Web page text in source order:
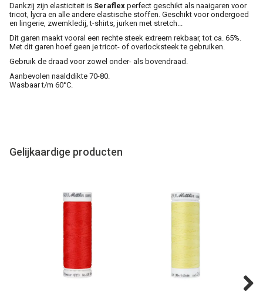
Dankzij zijn elasticiteit is Seraflex perfect geschikt als naaigaren voor
tricot, lycra en alle andere elastische stoffen. Geschikt voor ondergoed
en lingerie, zwemkledij, t-shirts, jurken met stretch...
Dit garen maakt vooral een rechte steek extreem rekbaar, tot ca. 65%.
Met dit garen hoef geen je tricot- of overlocksteek te gebruiken.
Gebruik de draad voor zowel onder- als bovendraad.
Aanbevolen naalddikte 70-80.
Wasbaar t/m 60°C.
Gelijkaardige producten